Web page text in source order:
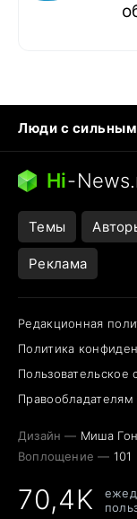
Люди с
Кошка писает
Ядовитые пауки
Города в
Открытие в
Hi-
Темы
Реклама
Редакционная
Политика
Пользовательское
Правообладателям
Дизайн — Миша
Воплощение —
70,4K